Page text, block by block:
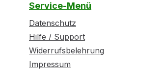
Service-Menü
Datenschutz
Hilfe / Support
Widerrufsbelehrung
Impressum